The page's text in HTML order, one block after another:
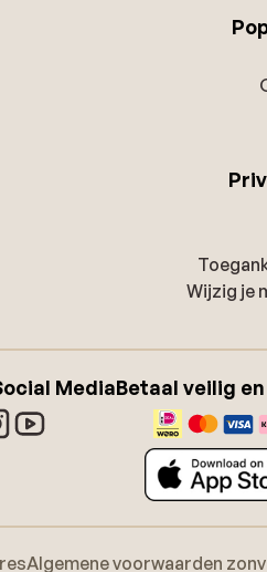
Wijzig je
MediaBetaal veilig
Algemene voorwaarden